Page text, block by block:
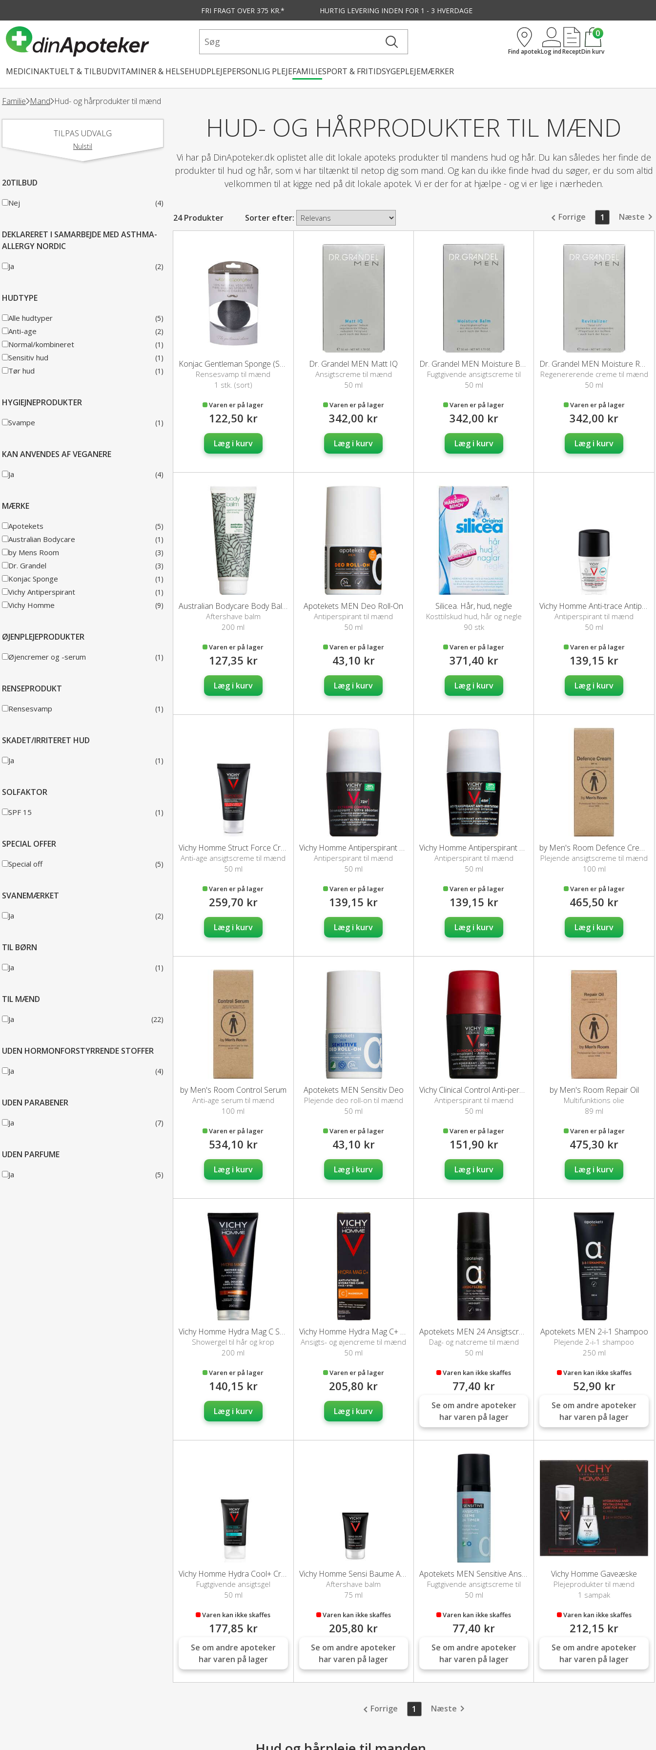
FRI FRAGT OVER 375 KR.* HURTIG LEVERING INDEN FOR 1 - 3 HVERDAGE
MEDICINAKTUELT & TILBUDVITAMINER & HELSEHUDPLEJEPERSONLIG PLEJEFAMILIESPORT & FRITIDSYGEPLEJEMÆRKER
Find apotekLog indRecept
0
Din kurv
Familie Mand Hud- og hårprodukter til mænd
TILPAS UDVALG
Nulstil
20TILBUD
Nej (4)
DEKLARERET I SAMARBEJDE MED ASTHMA-
ALLERGY NORDIC
Ja (2)
HUDTYPE
Alle hudtyper (5)
Anti-age (2)
Normal/kombineret (1)
Sensitiv hud (1)
Tør hud (1)
HYGIEJNEPRODUKTER
Svampe (1)
KAN ANVENDES AF VEGANERE
Ja (4)
MÆRKE
Apotekets (5)
Australian Bodycare (1)
by Mens Room (3)
Dr. Grandel (3)
Konjac Sponge (1)
Vichy Antiperspirant (1)
Vichy Homme (9)
ØJENPLEJEPRODUKTER
Øjencremer og -serum (1)
RENSEPRODUKT
Rensesvamp (1)
SKADET/IRRITERET HUD
Ja (1)
SOLFAKTOR
SPF 15 (1)
SPECIAL OFFER
Special off (5)
SVANEMÆRKET
Ja (2)
TIL BØRN
Ja (1)
TIL MÆND
Ja (22)
UDEN HORMONFORSTYRRENDE STOFFER
Ja (4)
UDEN PARABENER
Ja (7)
UDEN PARFUME
Ja (5)
HUD- OG HÅRPRODUKTER TIL MÆND
Vi har på DinApoteker.dk oplistet alle dit lokale apoteks produkter til mandens hud og hår. Du kan således her finde de
produkter til hud og hår, som vi har tiltænkt til netop dig som mand. Og kan du ikke finde hvad du søger, er du som altid
velkommen til at kigge ned på dit lokale apotek. Vi er der for at hjælpe - og vi er lige i nærheden.
24 Produkter Sorter efter: Forrige 1 Næste
Konjac Gentleman Sponge (Sort)
Rensesvamp til mænd
1 stk. (sort)
Varen er på lager
122,50 kr
Læg i kurv
Dr. Grandel MEN Matt IQ
Ansigtscreme til mænd
50 ml
Varen er på lager
342,00 kr
Læg i kurv
Dr. Grandel MEN Moisture Balm
Fugtgivende ansigtscreme til
mænd
50 ml
Varen er på lager
342,00 kr
Læg i kurv
Dr. Grandel MEN Moisture Revitalizer
Regenererende creme til mænd
50 ml
Varen er på lager
342,00 kr
Læg i kurv
Australian Bodycare Body Balm After Shave Balm
Aftershave balm
200 ml
Varen er på lager
127,35 kr
Læg i kurv
Apotekets MEN Deo Roll-On
Antiperspirant til mænd
50 ml
Varen er på lager
43,10 kr
Læg i kurv
Silicea. Hår, hud, negle
Kosttilskud hud, hår og negle
90 stk
Varen er på lager
371,40 kr
Læg i kurv
Vichy Homme Anti-trace Antiperspirant Deo Roll-on (48 H 50 ml)
Antiperspirant til mænd
50 ml
Varen er på lager
139,15 kr
Læg i kurv
Vichy Homme Struct Force Cream
Anti-age ansigtscreme til mænd
50 ml
Varen er på lager
259,70 kr
Læg i kurv
Vichy Homme Antiperspirant Deo Roll-on (72H)
Antiperspirant til mænd
50 ml
Varen er på lager
139,15 kr
Læg i kurv
Vichy Homme Antiperspirant Deo Roll-on (48H)
Antiperspirant til mænd
50 ml
Varen er på lager
139,15 kr
Læg i kurv
by Men's Room Defence Cream
Plejende ansigtscreme til mænd
100 ml
Varen er på lager
465,50 kr
Læg i kurv
by Men's Room Control Serum
Anti-age serum til mænd
100 ml
Varen er på lager
534,10 kr
Læg i kurv
Apotekets MEN Sensitiv Deo
Plejende deo roll-on til mænd
50 ml
Varen er på lager
43,10 kr
Læg i kurv
Vichy Clinical Control Anti-perspirant Homme
Antiperspirant til mænd
50 ml
Varen er på lager
151,90 kr
Læg i kurv
by Men's Room Repair Oil
Multifunktions olie
89 ml
Varen er på lager
475,30 kr
Læg i kurv
Vichy Homme Hydra Mag C Showergel (200 ml)
Showergel til hår og krop
200 ml
Varen er på lager
140,15 kr
Læg i kurv
Vichy Homme Hydra Mag C+ Ansigts- og øjencreme 50 ml
Ansigts- og øjencreme til mænd
50 ml
Varen er på lager
205,80 kr
Læg i kurv
Apotekets MEN 24 Ansigtscreme
Dag- og natcreme til mænd
50 ml
Varen kan ikke skaffes
77,40 kr
Se om andre apoteker
har varen på lager
Apotekets MEN 2-i-1 Shampoo
Plejende 2-i-1 shampoo
250 ml
Varen kan ikke skaffes
52,90 kr
Se om andre apoteker
har varen på lager
Vichy Homme Hydra Cool+ Cream
Fugtgivende ansigtsgel
50 ml
Varen kan ikke skaffes
177,85 kr
Se om andre apoteker
har varen på lager
Vichy Homme Sensi Baume Aftershave Balm
Aftershave balm
75 ml
Varen kan ikke skaffes
205,80 kr
Se om andre apoteker
har varen på lager
Apotekets MEN Sensitive Ansigtscreme
Fugtgivende ansigtscreme til
mænd
50 ml
Varen kan ikke skaffes
77,40 kr
Se om andre apoteker
har varen på lager
Vichy Homme Gaveæske
Plejeprodukter til mænd
1 sampak
Varen kan ikke skaffes
212,15 kr
Se om andre apoteker
har varen på lager
Forrige 1 Næste